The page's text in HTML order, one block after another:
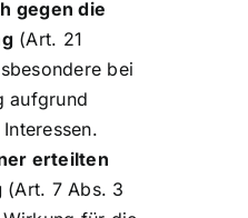
gegen die
(Art. 21
bei
aufgrund
erteilten
(Art. 7 Abs. 3